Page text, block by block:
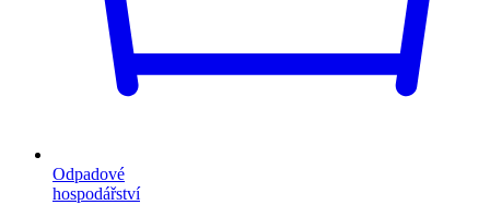
Odpadové
hospodářství